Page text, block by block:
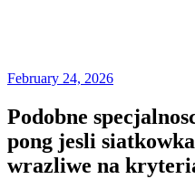
February 24, 2026
Podobne
pong jesli
wrazliwe na